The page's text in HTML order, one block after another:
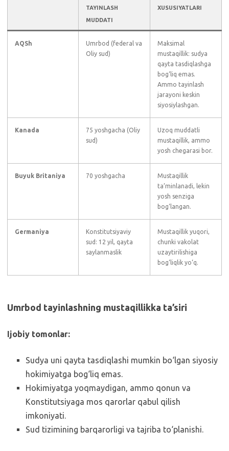
TAYINLASH
MUDDATI
XUSUSIYATLARI
AQSh
Umrbod (federal va
Oliy sud)
Maksimal
mustaqillik: sudya
qayta tasdiqlashga
bog‘liq emas.
Ammo tayinlash
jarayoni keskin
siyosiylashgan.
Kanada
75 yoshgacha (Oliy
sud)
Uzoq muddatli
mustaqillik, ammo
yosh chegarasi bor.
Buyuk Britaniya 70 yoshgacha
Mustaqillik
ta’minlanadi, lekin
yosh senziga
bog‘langan.
Germaniya
Konstitutsiyaviy
sud: 12 yil, qayta
saylanmaslik
Mustaqillik yuqori,
chunki vakolat
uzaytirilishiga
bog‘liqlik yo‘q.
Umrbod tayinlashning mustaqillikka ta’siri
Ijobiy tomonlar:
Sudya uni qayta tasdiqlashi mumkin bo‘lgan siyosiy
hokimiyatga bog‘liq emas.
Hokimiyatga yoqmaydigan, ammo qonun va
Konstitutsiyaga mos qarorlar qabul qilish
imkoniyati.
Sud tizimining barqarorligi va tajriba to‘planishi.